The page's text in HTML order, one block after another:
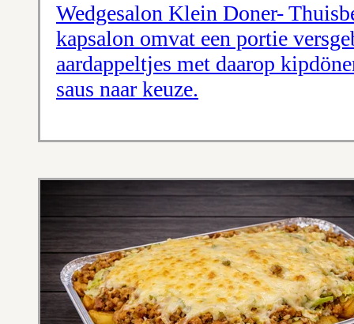
Wedgesalon Klein Doner-
kapsalon omvat een portie
aardappeltjes met daarop
saus naar keuze.